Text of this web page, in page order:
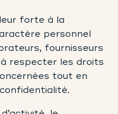
forte à la
personnel
fournisseurs
respecter les droits
tout en